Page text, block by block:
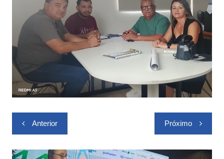
Navegação
de
Post
Anterior Próximo